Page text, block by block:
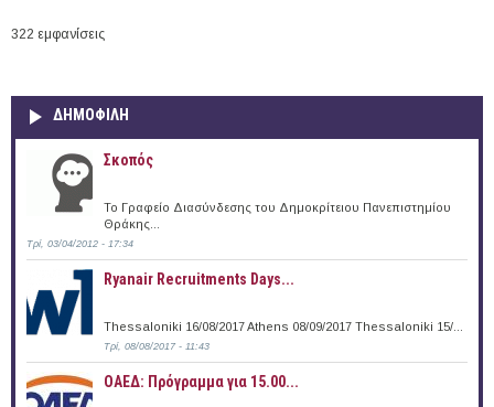
322 εμφανίσεις
ΔΗΜΟΦΙΛΗ
Σκοπός
Το Γραφείο Διασύνδεσης του Δημοκρίτειου Πανεπιστημίου
Θράκης...
Τρί, 03/04/2012 - 17:34
Ryanair Recruitments Days...
Thessaloniki 16/08/2017 Athens 08/09/2017 Thessaloniki 15/...
Τρί, 08/08/2017 - 11:43
ΟΑΕΔ: Πρόγραμμα για 15.00...